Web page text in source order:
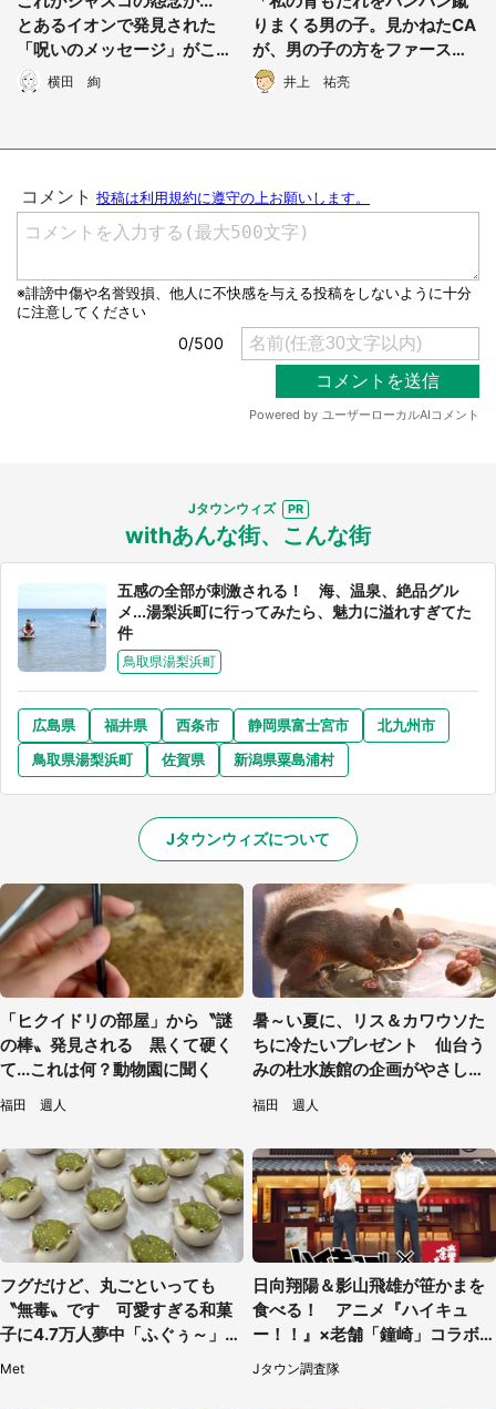
とあるイオンで発見された
「呪いのメッセージ」がこち
ら
横田 絢
りまくる男の子。見かねたCA
が、男の子の方をファースト
クラスに...なんで私じゃない
の？」（兵庫県・50代女性）
井上 祐亮
Jタウンウィズ
withあんな街、こんな街
五感の全部が刺激される！ 海、温泉、絶品グル
メ...湯梨浜町に行ってみたら、魅力に溢れすぎてた
件
鳥取県湯梨浜町
広島県 福井県 西条市 静岡県富士宮市
北九州市
鳥取県湯梨浜町
佐賀県 新潟県粟島浦村
Jタウンウィズについて
「ヒクイドリの部屋」から〝謎
の棒〟発見される 黒くて硬く
て...これは何？動物園に聞く
福田 週人
暑～い夏に、リス＆カワウソた
ちに冷たいプレゼント 仙台う
みの杜水族館の企画がやさしい
【7／31～8／23】
福田 週人
フグだけど、丸ごといっても
〝無毒〟です 可愛すぎる和菓
子に4.7万人夢中「ふぐぅ～」
「職人の技ですね」
Met
日向翔陽＆影山飛雄が笹かまを
食べる！ アニメ『ハイキュ
ー！！』×老舗「鐘崎」コラボ
で限定グッズも【8／1～31】
Jタウン調査隊